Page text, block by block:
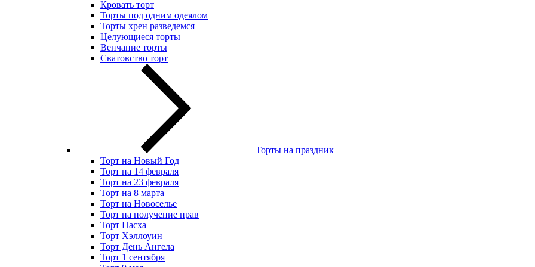
Кровать торт
Торты под одним одеялом
Торты хрен разведемся
Целующиеся торты
Венчание торты
Сватовство торт
Торты на праздник
Торт на Новый Год
Торт на 14 февраля
Торт на 23 февраля
Торт на 8 марта
Торт на Новоселье
Торт на получение прав
Торт Пасха
Торт Хэллоуин
Торт День Ангела
Торт 1 сентября